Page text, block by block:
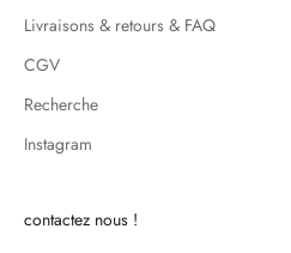
Livraisons & retours & FAQ
CGV
Recherche
Instagram
contactez nous !